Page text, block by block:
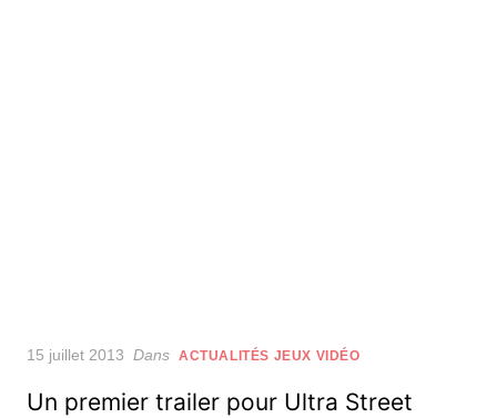
Posted
15 juillet 2013 Dans ACTUALITÉS JEUX VIDÉO
Un premier trailer pour Ultra Street